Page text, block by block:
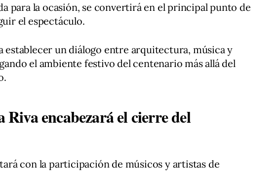
para la ocasión, se convertirá en el principal punto de
el espectáculo.
establecer un diálogo entre arquitectura, música y
el ambiente festivo del centenario más allá del
Riva encabezará el cierre del
con la participación de músicos y artistas de